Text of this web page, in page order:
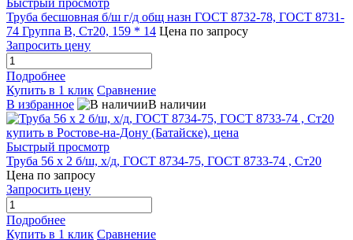
Труба бесшовная б/ш г/д общ назн ГОСТ 8732-78, ГОСТ 8731-
74 Группа В, Ст20, 159 * 14 Цена по запросу
Запросить цену
Подробнее
Купить в 1 клик Сравнение
В избранное
В наличии
Быстрый просмотр
Труба 56 х 2 б/ш, х/д, ГОСТ 8734-75, ГОСТ 8733-74 , Ст20
Цена по запросу
Запросить цену
Подробнее
Купить в 1 клик Сравнение